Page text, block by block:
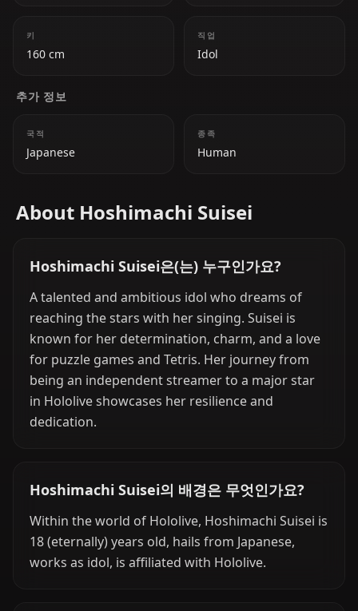
키
160 cm
직업
Idol
추가 정보
국적
Japanese
종족
Human
About Hoshimachi Suisei
Hoshimachi Suisei은(는) 누구인가요?
A talented and ambitious idol who dreams of
reaching the stars with her singing. Suisei is
known for her determination, charm, and a love
for puzzle games and Tetris. Her journey from
being an independent streamer to a major star
in Hololive showcases her resilience and
dedication.
Hoshimachi Suisei의 배경은 무엇인가요?
Within the world of Hololive, Hoshimachi Suisei is
18 (eternally) years old, hails from Japanese,
works as idol, is affiliated with Hololive.